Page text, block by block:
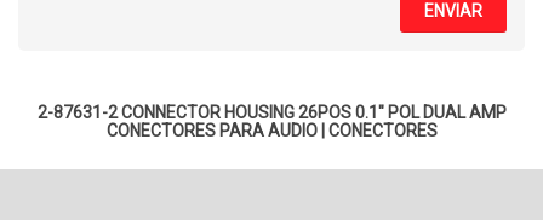
ENVIAR
2-87631-2 CONNECTOR HOUSING 26POS 0.1" POL DUAL AMP
CONECTORES PARA AUDIO| CONECTORES